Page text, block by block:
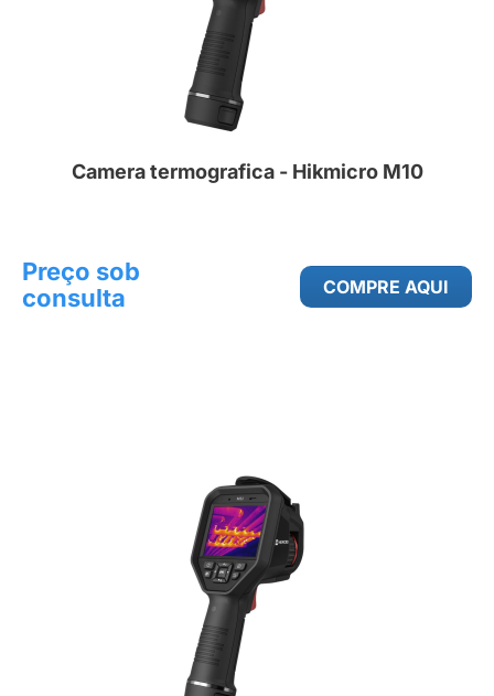
Camera termografica - Hikmicro M10
Preço sob
consulta
COMPRE AQUI